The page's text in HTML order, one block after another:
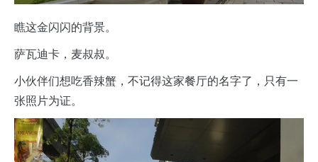
瞧这金闪闪的背景。
萨瓦迪卡，麦叔叔。
小伙伴们想吃香辣蟹，不记得这家餐厅的名字了，只有一
张照片为证。